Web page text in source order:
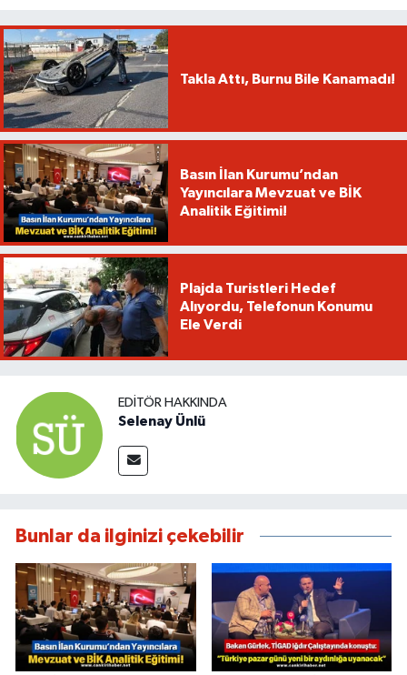
Takla Attı, Burnu Bile Kanamadı!
Basın İlan Kurumu’ndan
Yayıncılara Mevzuat ve BİK
Analitik Eğitimi!
Plajda Turistleri Hedef
Alıyordu, Telefonun Konumu
Ele Verdi
EDITÖR HAKKINDA
Selenay Ünlü
Bunlar da ilginizi çekebilir